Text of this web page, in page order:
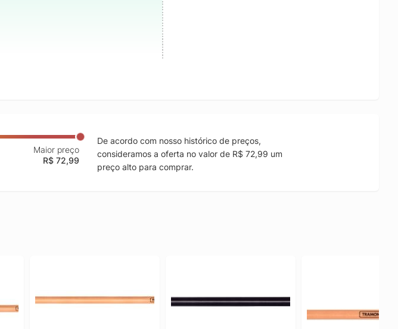
Maior preço
R$ 72,99
De acordo com nosso histórico de preços,
consideramos a oferta no valor de R$ 72,99 um
preço alto para comprar.